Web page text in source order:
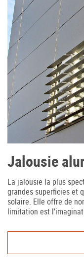
Jalousie
La jalousie la plus
grandes superficies et
solaire. Elle offre de
limitation est